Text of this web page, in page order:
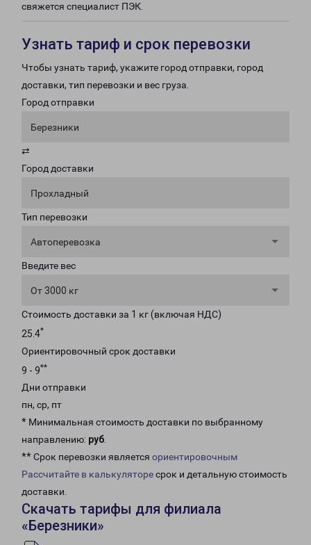
свяжется специалист ПЭК.
Узнать тариф и срок перевозки
Чтобы узнать тариф, укажите город отправки, город
доставки, тип перевозки и вес груза.
Город отправки
Березники
⇄
Город доставки
Прохладный
Тип перевозки
Автоперевозка
Введите вес
От 3000 кг
Стоимость доставки за 1 кг (включая НДС)
25.4*
Ориентировочный срок доставки
9 - 9**
Дни отправки
пн, ср, пт
* Минимальная стоимость доставки по выбранному
направлению: руб.
** Срок перевозки является ориентировочным
Рассчитайте в калькуляторесрок и детальную стоимость
доставки.
Скачать тарифы для филиала
«Березники»